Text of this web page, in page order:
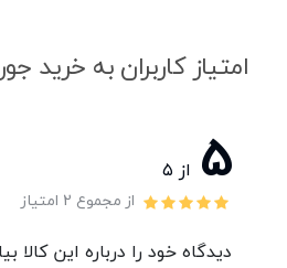
امتیاز کاربران به خرید
5 از ۵
از مجموع 2 امتیاز
دیدگاه خود را درباره این کالا